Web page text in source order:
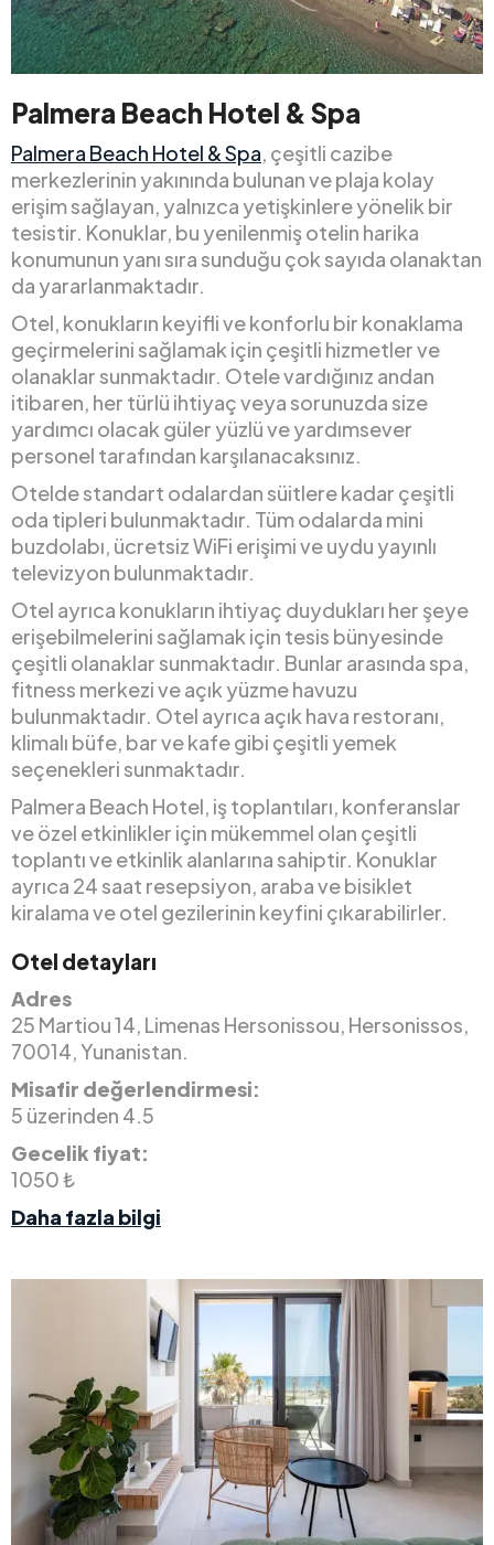
Palmera Beach Hotel & Spa
Palmera Beach Hotel & Spa, çeşitli cazibe
merkezlerinin yakınında bulunan ve plaja kolay
erişim sağlayan, yalnızca yetişkinlere yönelik bir
tesistir. Konuklar, bu yenilenmiş otelin harika
konumunun yanı sıra sunduğu çok sayıda olanaktan
da yararlanmaktadır.
Otel, konukların keyifli ve konforlu bir konaklama
geçirmelerini sağlamak için çeşitli hizmetler ve
olanaklar sunmaktadır. Otele vardığınız andan
itibaren, her türlü ihtiyaç veya sorunuzda size
yardımcı olacak güler yüzlü ve yardımsever
personel tarafından karşılanacaksınız.
Otelde standart odalardan süitlere kadar çeşitli
oda tipleri bulunmaktadır. Tüm odalarda mini
buzdolabı, ücretsiz WiFi erişimi ve uydu yayınlı
televizyon bulunmaktadır.
Otel ayrıca konukların ihtiyaç duydukları her şeye
erişebilmelerini sağlamak için tesis bünyesinde
çeşitli olanaklar sunmaktadır. Bunlar arasında spa,
fitness merkezi ve açık yüzme havuzu
bulunmaktadır. Otel ayrıca açık hava restoranı,
klimalı büfe, bar ve kafe gibi çeşitli yemek
seçenekleri sunmaktadır.
Palmera Beach Hotel, iş toplantıları, konferanslar
ve özel etkinlikler için mükemmel olan çeşitli
toplantı ve etkinlik alanlarına sahiptir. Konuklar
ayrıca 24 saat resepsiyon, araba ve bisiklet
kiralama ve otel gezilerinin keyfini çıkarabilirler.
Otel detayları
Adres
25 Martiou 14, Limenas Hersonissou, Hersonissos,
70014, Yunanistan.
Misafir değerlendirmesi:
5 üzerinden 4.5
Gecelik fiyat:
1050 ₺
Daha fazla bilgi